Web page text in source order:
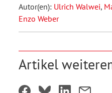
Autor(en): Ulrich Walwei,
Enzo Weber
Artikel